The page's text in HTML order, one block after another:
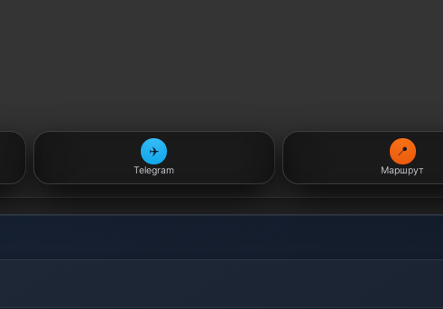
✈️
Telegram
📍
Маршрут